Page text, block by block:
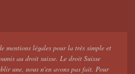
mentions légales pour la très simple et
au droit suisse. Le droit Suisse
une, nous n'en avons pas fait. Pour